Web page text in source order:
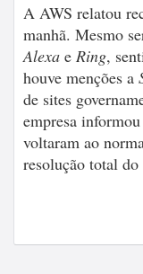
A AWS relatou
manhã. Mesmo
Alexa e Ring,
houve menções a
de sites
empresa
voltaram ao
resolução total